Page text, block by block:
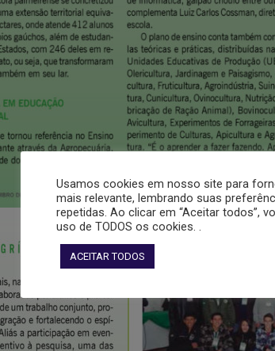
Usamos cookies em nosso site para
mais relevante, lembrando suas
repetidas. Ao clicar em “Aceitar todos”,
uso de TODOS os cookies. .
ACEITAR TODOS